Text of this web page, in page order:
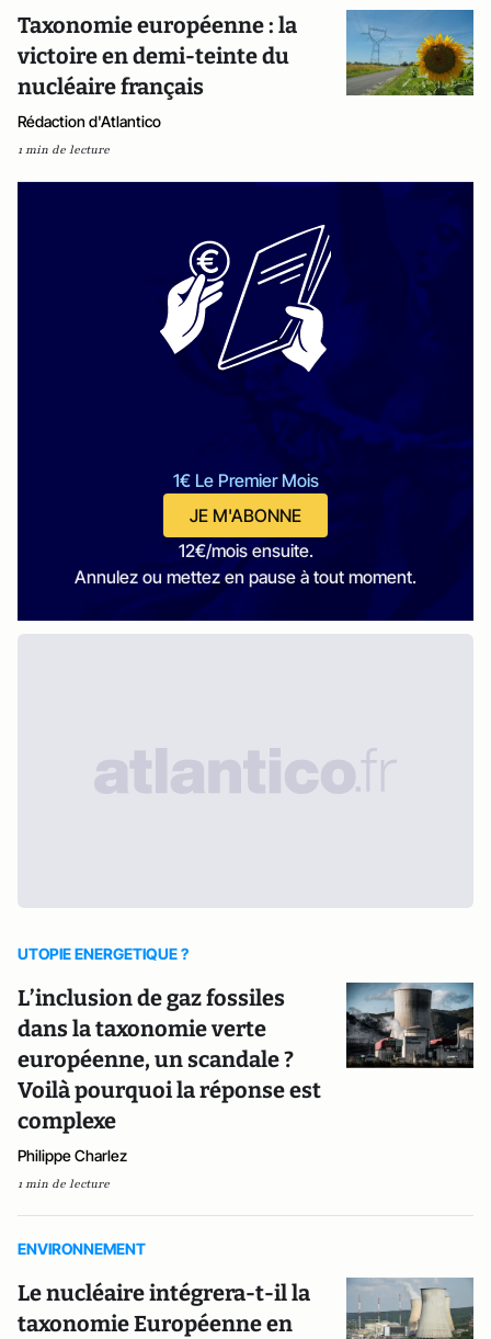
Taxonomie européenne : la
victoire en demi-teinte du
nucléaire français
Rédaction d'Atlantico
1 min de lecture
1€ Le Premier Mois
JE M'ABONNE
12€/mois ensuite.
Annulez ou mettez en pause à tout moment.
UTOPIE ENERGETIQUE ?
L’inclusion de gaz fossiles
dans la taxonomie verte
européenne, un scandale ?
Voilà pourquoi la réponse est
complexe
Philippe Charlez
1 min de lecture
ENVIRONNEMENT
Le nucléaire intégrera-t-il la
taxonomie Européenne en